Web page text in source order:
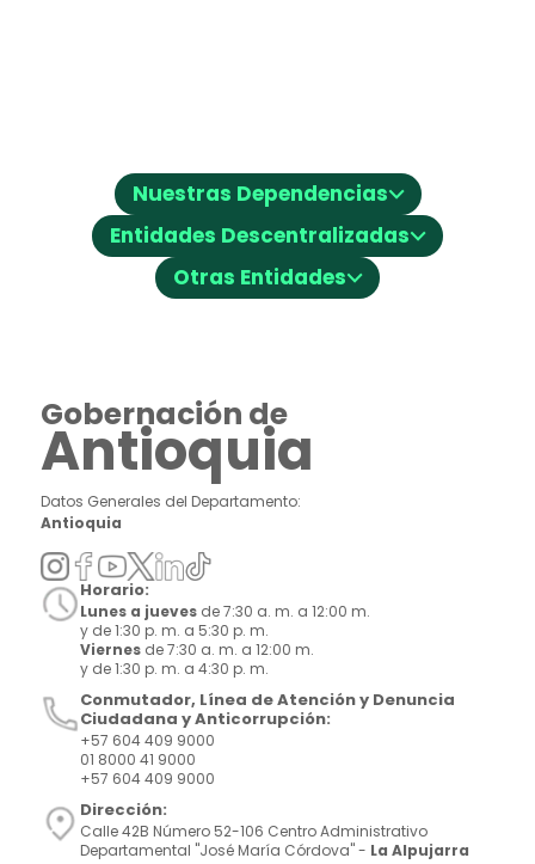
Nuestras Dependencias⌵
Entidades Descentralizadas⌵
Otras Entidades⌵
Gobernación de
Antioquia
Datos Generales del Departamento:
Antioquia
Horario:
Lunes a jueves de 7:30 a. m. a 12:00 m.
y de 1:30 p. m. a 5:30 p. m.
Viernes de 7:30 a. m. a 12:00 m.
y de 1:30 p. m. a 4:30 p. m.
Conmutador, Línea de Atención y Denuncia
Ciudadana y Anticorrupción:
+57 604 409 9000
01 8000 41 9000
+57 604 409 9000
Dirección:
Calle 42B Número 52-106 Centro Administrativo
Departamental "José María Córdova" - La Alpujarra